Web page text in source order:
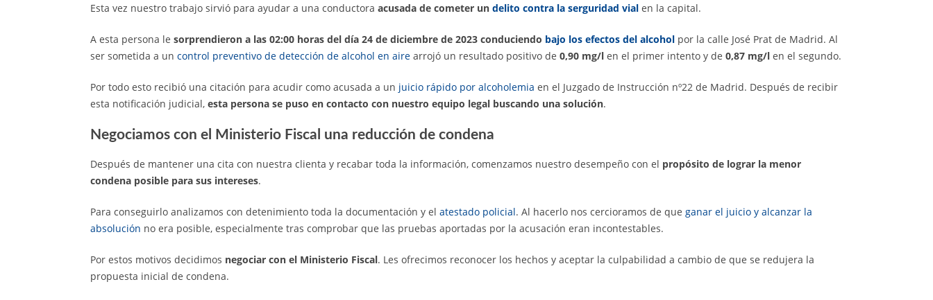
Esta vez nuestro trabajo sirvió para ayudar a una conductora acusada de cometer un delito contra la serguridad vial en la capital.
A esta persona le sorprendieron a las 02:00 horas del día 24 de diciembre de 2023 conduciendo bajo los efectos del alcohol por la calle José Prat de Madrid. Al
ser sometida a un control preventivo de detección de alcohol en aire arrojó un resultado positivo de 0,90 mg/l en el primer intento y de 0,87 mg/l en el segundo.
Por todo esto recibió una citación para acudir como acusada a un juicio rápido por alcoholemia en el Juzgado de Instrucción nº22 de Madrid. Después de recibir
esta notificación judicial, esta persona se puso en contacto con nuestro equipo legal buscando una solución.
Negociamos con el Ministerio Fiscal una reducción de condena
Después de mantener una cita con nuestra clienta y recabar toda la información, comenzamos nuestro desempeño con el propósito de lograr la menor
condena posible para sus intereses.
Para conseguirlo analizamos con detenimiento toda la documentación y el atestado policial. Al hacerlo nos cercioramos de que ganar el juicio y alcanzar la
absolución no era posible, especialmente tras comprobar que las pruebas aportadas por la acusación eran incontestables.
Por estos motivos decidimos negociar con el Ministerio Fiscal. Les ofrecimos reconocer los hechos y aceptar la culpabilidad a cambio de que se redujera la
propuesta inicial de condena.